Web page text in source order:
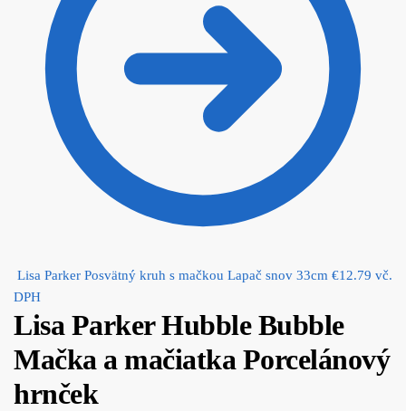
Lisa Parker Posvätný kruh s mačkou Lapač snov 33cm €12.79 vč.
DPH
Lisa Parker Hubble Bubble
Mačka a mačiatka Porcelánový
hrnček